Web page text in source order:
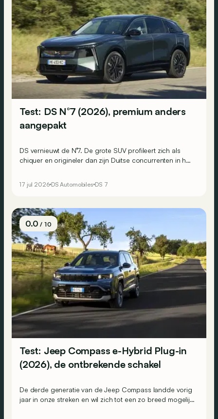
Test: DS N°7 (2026), premium anders
aangepakt
DS vernieuwt de N°7. De grote SUV profileert zich als
chiquer en origineler dan zijn Duitse concurrenten in het
overtuigen. Wij reden met zowel de elektrische als de
17 jul 2026 DS Automobiles DS 7
0.0/ 10
Test: Jeep Compass e-Hybrid Plug-in
(2026), de ontbrekende schakel
De derde generatie van de Jeep Compass landde vorig
jaar in onze streken en wil zich tot een zo breed mogelijk